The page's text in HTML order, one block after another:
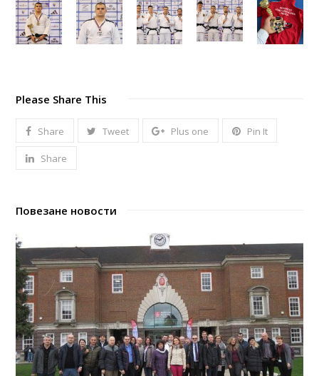
Please Share This
Share Tweet Plus one Pin It
Share
Повезане новости